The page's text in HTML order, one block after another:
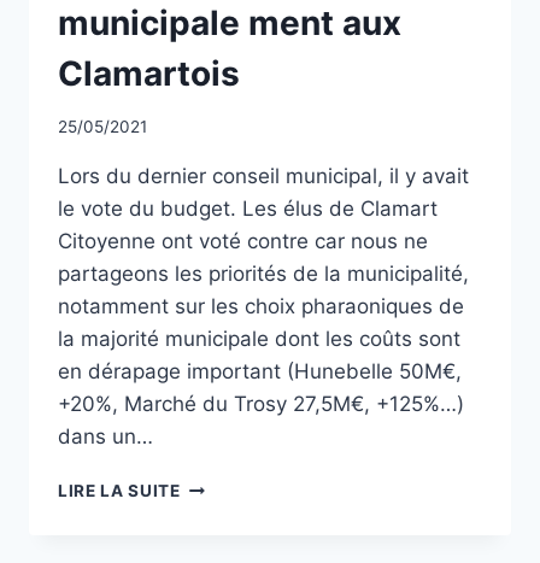
municipale ment aux
Clamartois
Par
25/05/2021
Lors du dernier conseil municipal, il y avait
le vote du budget. Les élus de Clamart
Citoyenne ont voté contre car nous ne
partageons les priorités de la municipalité,
notamment sur les choix pharaoniques de
la majorité municipale dont les coûts sont
en dérapage important (Hunebelle 50M€,
+20%, Marché du Trosy 27,5M€, +125%…)
dans un…
LIRE LA SUITEQUAND